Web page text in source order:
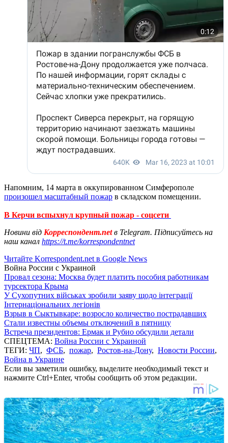
Напомним, 14 марта в оккупированном Симферополе
произошел масштабный пожар в складском помещении.
В Керчи вспыхнул крупный пожар - соцсети
Новини від Корреспондент.netв Telegram. Підписуйтесь на
наш канал https://t.me/korrespondentnet
Читайте Korrespondent.net в Google News
Война России с Украиной
Провал сезона: Москва будет платить пособия работникам
турсектора Крыма
У Сухопутних військах зробили заяву щодо інтеграції
Інтернаціональних легіонів
Взрыв в Сыктывкаре: возросло количество пострадавших
Стали известны объемы отключений в пятницу
Встреча президентов: Ермак и Рубио обсудили детали
СПЕЦТЕМА: Война России с Украиной
ТЕГИ: ЧП, ФСБ, пожар, Ростов-на-Дону, Новости России,
Война в Украине
Если вы заметили ошибку, выделите необходимый текст и
нажмите Ctrl+Enter, чтобы сообщить об этом редакции.